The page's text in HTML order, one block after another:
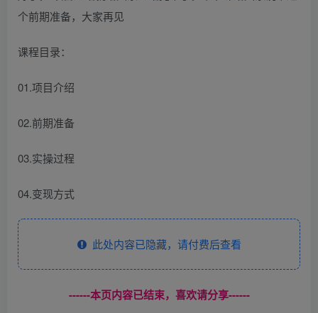
个前期准备，大家再见
课程目录：
01.项目介绍
02.前期准备
03.实操过程
04.变现方式
此处内容已隐藏，请付费后查看
------本页内容已结束，喜欢请分享------